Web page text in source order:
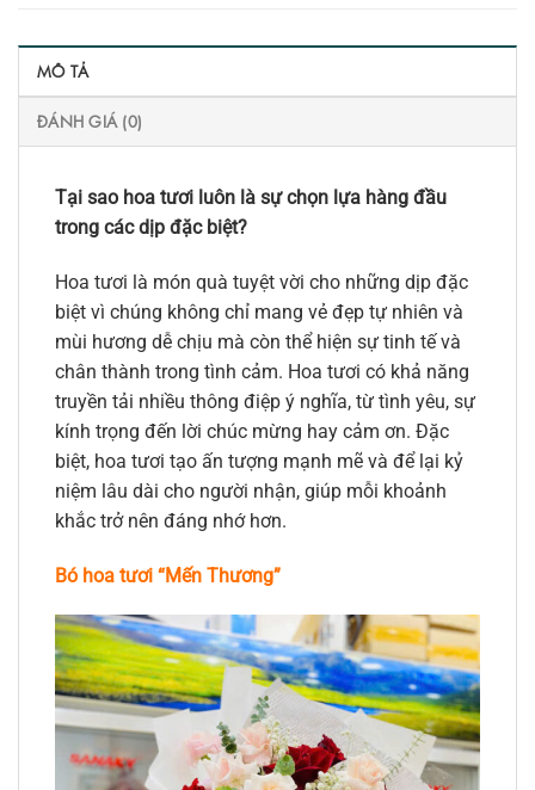
MÔ TẢ
ĐÁNH GIÁ (0)
Tại sao hoa tươi luôn là sự chọn lựa hàng đầu
trong các dịp đặc biệt?
Hoa tươi là món quà tuyệt vời cho những dịp đặc
biệt vì chúng không chỉ mang vẻ đẹp tự nhiên và
mùi hương dễ chịu mà còn thể hiện sự tinh tế và
chân thành trong tình cảm. Hoa tươi có khả năng
truyền tải nhiều thông điệp ý nghĩa, từ tình yêu, sự
kính trọng đến lời chúc mừng hay cảm ơn. Đặc
biệt, hoa tươi tạo ấn tượng mạnh mẽ và để lại kỷ
niệm lâu dài cho người nhận, giúp mỗi khoảnh
khắc trở nên đáng nhớ hơn.
Bó hoa tươi “Mến Thương”